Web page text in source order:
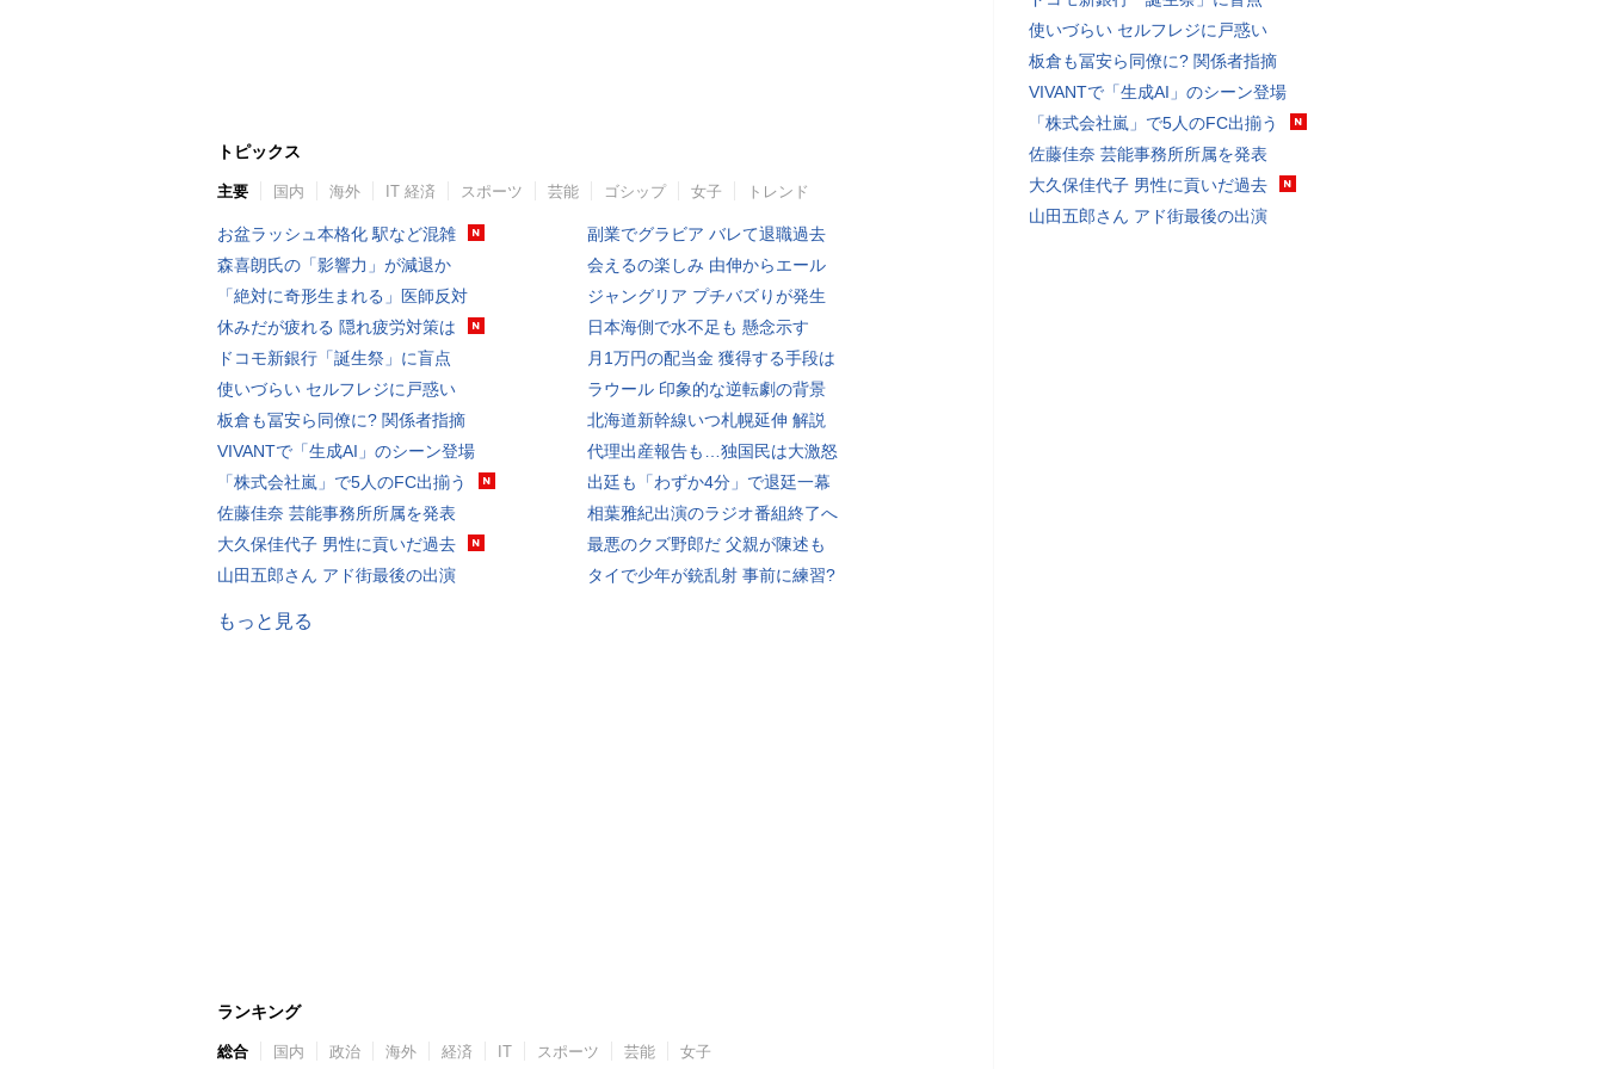
トピックス
主要 国内 海外 IT 経済 スポーツ 芸能 ゴシップ 女子 トレンド
お盆ラッシュ本格化 駅など混雑
森喜朗氏の「影響力」が減退か
「絶対に奇形生まれる」医師反対
休みだが疲れる 隠れ疲労対策は
ドコモ新銀行「誕生祭」に盲点
使いづらい セルフレジに戸惑い
板倉も冨安ら同僚に? 関係者指摘
VIVANTで「生成AI」のシーン登場
「株式会社嵐」で5人のFC出揃う
佐藤佳奈 芸能事務所所属を発表
大久保佳代子 男性に貢いだ過去
山田五郎さん アド街最後の出演
副業でグラビア バレて退職過去
会えるの楽しみ 由伸からエール
ジャングリア プチバズりが発生
日本海側で水不足も 懸念示す
月1万円の配当金 獲得する手段は
ラウール 印象的な逆転劇の背景
北海道新幹線いつ札幌延伸 解説
代理出産報告も…独国民は大激怒
出廷も「わずか4分」で退廷一幕
相葉雅紀出演のラジオ番組終了へ
最悪のクズ野郎だ 父親が陳述も
タイで少年が銃乱射 事前に練習?
もっと見る
ランキング
総合 国内 政治 海外 経済 IT スポーツ 芸能 女子
使いづらい セルフレジに戸惑い
板倉も冨安ら同僚に? 関係者指摘
VIVANTで「生成AI」のシーン登場
「株式会社嵐」で5人のFC出揃う
佐藤佳奈 芸能事務所所属を発表
大久保佳代子 男性に貢いだ過去
山田五郎さん アド街最後の出演